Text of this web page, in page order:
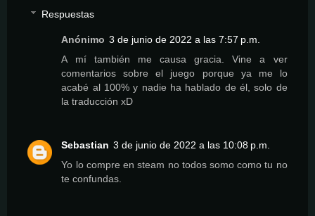
Respuestas
Anónimo 3 de junio de 2022 a las 7:57 p.m.
A mí también me causa gracia. Vine a ver
comentarios sobre el juego porque ya me lo
acabé al 100% y nadie ha hablado de él, solo de
la traducción xD
Sebastian 3 de junio de 2022 a las 10:08 p.m.
Yo lo compre en steam no todos somo como tu no
te confundas.